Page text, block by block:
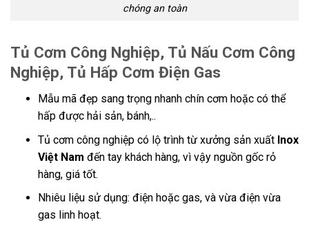
chóng an toàn
Tủ Cơm Công Nghiệp, Tủ Nấu Cơm Công
Nghiệp, Tủ Hấp Cơm Điện Gas
Mẫu mã đẹp sang trọng nhanh chín cơm hoặc có thể
hấp được hải sản, bánh,..
Tủ cơm công nghiệp có lộ trình từ xưởng sản xuất Inox
Việt Nam đến tay khách hàng, vì vậy nguồn gốc rỏ
hàng, giá tốt.
Nhiêu liệu sử dụng: điện hoặc gas, và vừa điện vừa
gas linh hoạt.